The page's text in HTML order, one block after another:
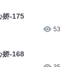
娇-175
53
娇-168